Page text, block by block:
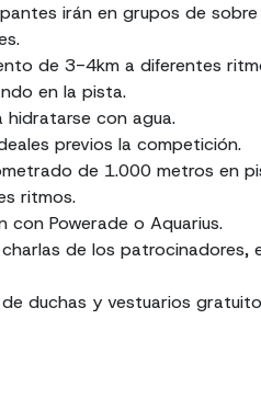
irán en grupos de
de 3-4km a diferentes
en la pista.
hidratarse con agua.
previos la competición.
de 1.000 metros en
ritmos.
con Powerade o Aquarius.
de los patrocinadores,
duchas y vestuarios